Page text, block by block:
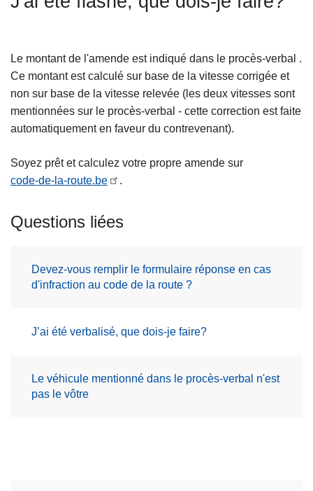
Le montant de l'amende est indiqué dans le procès-verbal .
Ce montant est calculé sur base de la vitesse corrigée et
non sur base de la vitesse relevée (les deux vitesses sont
mentionnées sur le procès-verbal - cette correction est faite
automatiquement en faveur du contrevenant).
Soyez prêt et calculez votre propre amende sur
code-de-la-route.be
.
Questions liées
Devez-vous remplir le formulaire réponse en cas
d'infraction au code de la route ?
J’ai été verbalisé, que dois-je faire?
Le véhicule mentionné dans le procès-verbal n'est
pas le vôtre